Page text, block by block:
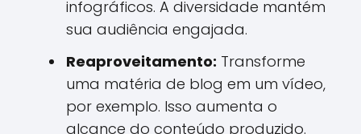
infográficos. A diversidade mantém
sua audiência engajada.
Reaproveitamento: Transforme
uma matéria de blog em um vídeo,
por exemplo. Isso aumenta o
alcance do conteúdo produzido.